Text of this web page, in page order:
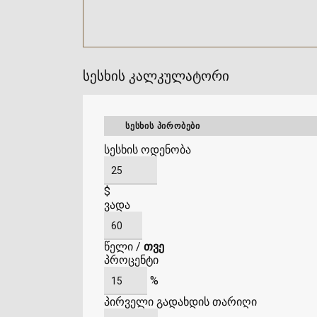
სესხის კალკულატორი
ᲡᲔᲡᲮᲘᲡ ᲞᲘᲠᲝᲑᲔᲑᲘ
სესხის ოდენობა
$
ვადა
წელი / თვე
პროცენტი
%
პირველი გადახდის თარიღი